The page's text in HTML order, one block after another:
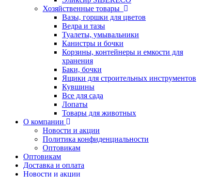
Хозяйственные товары
Вазы, горшки для цветов
Ведра и тазы
Туалеты, умывальники
Канистры и бочки
Корзины, контейнеры и емкости для
хранения
Баки, бочки
Ящики для строительных инструментов
Кувшины
Все для сада
Лопаты
Товары для животных
О компании
Новости и акции
Политика конфиденциальности
Оптовикам
Оптовикам
Доставка и оплата
Новости и акции